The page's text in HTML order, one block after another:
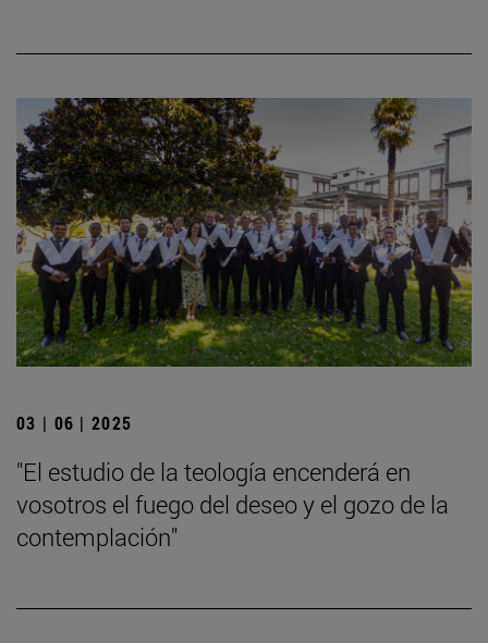
03 | 06 | 2025
"El estudio de la teología encenderá en
vosotros el fuego del deseo y el gozo de la
contemplación"